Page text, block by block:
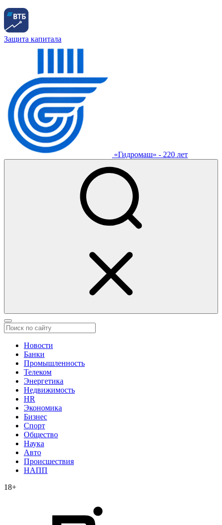
Защита капитала
«Гидромаш» - 220 лет
Новости
Банки
Промышленность
Телеком
Энергетика
Недвижимость
HR
Экономика
Бизнес
Спорт
Общество
Наука
Авто
Происшествия
НАПП
18+